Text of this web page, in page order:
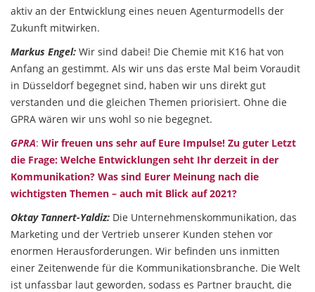
aktiv an der Entwicklung eines neuen Agenturmodells der
Zukunft mitwirken.
Markus Engel: Wir sind dabei! Die Chemie mit K16 hat von
Anfang an gestimmt. Als wir uns das erste Mal beim Voraudit
in Düsseldorf begegnet sind, haben wir uns direkt gut
verstanden und die gleichen Themen priorisiert. Ohne die
GPRA wären wir uns wohl so nie begegnet.
GPRA: Wir freuen uns sehr auf Eure Impulse! Zu guter Letzt
die Frage: Welche Entwicklungen seht Ihr derzeit in der
Kommunikation? Was sind Eurer Meinung nach die
wichtigsten Themen – auch mit Blick auf 2021?
Oktay Tannert-Yaldiz: Die Unternehmenskommunikation, das
Marketing und der Vertrieb unserer Kunden stehen vor
enormen Herausforderungen. Wir befinden uns inmitten
einer Zeitenwende für die Kommunikationsbranche. Die Welt
ist unfassbar laut geworden, sodass es Partner braucht, die